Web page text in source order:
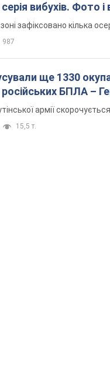
вибухів. Фото і
зафіксовано кілька
987
ще 1330
БПЛА –
армії скорочується
15,5 т.